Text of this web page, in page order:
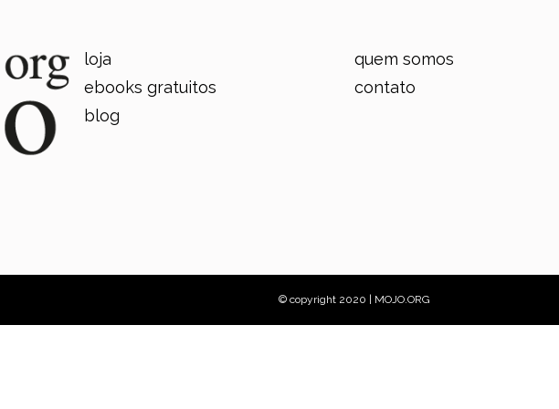
loja
ebooks gratuitos
blog
quem somos
contato
© copyright 2020 | MOJO.ORG